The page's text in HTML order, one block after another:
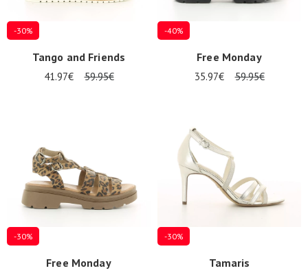
-30%
Tango and Friends
41.97€ 59.95€
-40%
Free Monday
35.97€ 59.95€
-30%
Free Monday
-30%
Tamaris